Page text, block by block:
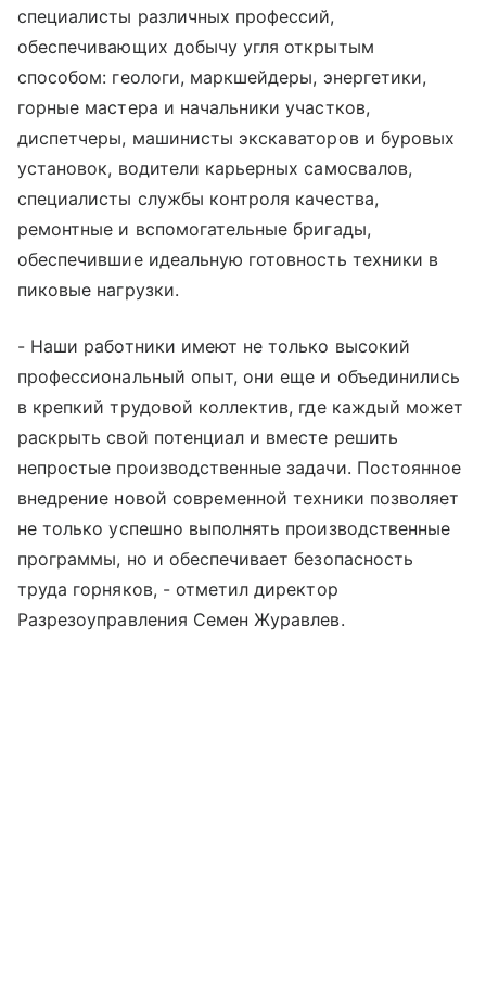
специалисты различных профессий,
обеспечивающих добычу угля открытым
способом: геологи, маркшейдеры, энергетики,
горные мастера и начальники участков,
диспетчеры, машинисты экскаваторов и буровых
установок, водители карьерных самосвалов,
специалисты службы контроля качества,
ремонтные и вспомогательные бригады,
обеспечившие идеальную готовность техники в
пиковые нагрузки.
- Наши работники имеют не только высокий
профессиональный опыт, они еще и объединились
в крепкий трудовой коллектив, где каждый может
раскрыть свой потенциал и вместе решить
непростые производственные задачи. Постоянное
внедрение новой современной техники позволяет
не только успешно выполнять производственные
программы, но и обеспечивает безопасность
труда горняков, - отметил директор
Разрезоуправления Семен Журавлев.